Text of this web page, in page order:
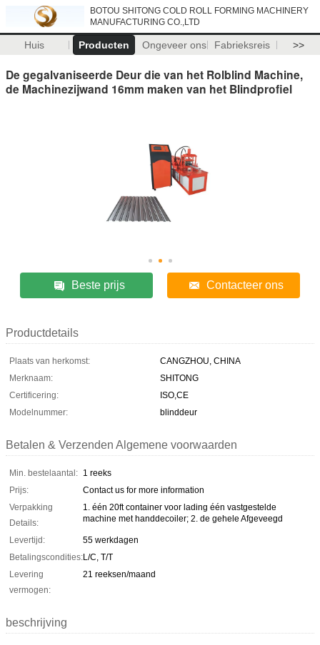
BOTOU SHITONG COLD ROLL FORMING MACHINERY
MANUFACTURING CO.,LTD
Huis Producten Ongeveer ons Fabrieksreis >>
De gegalvaniseerde Deur die van het Rolblind Machine,
de Machinezijwand 16mm maken van het Blindprofiel
Beste prijs Contacteer ons
Productdetails
Plaats van herkomst:
CANGZHOU, CHINA
Merknaam:
SHITONG
Certificering:
ISO,CE
Modelnummer:
blinddeur
Betalen & Verzenden Algemene voorwaarden
Min. bestelaantal: 1 reeks
Prijs:
Contact us for more information
Verpakking
Details:
1. één 20ft container voor lading één vastgestelde
machine met handdecoiler; 2. de gehele Afgeveegd
Levertijd:
55 werkdagen
Betalingscondities:L/C, T/T
Levering
vermogen:
21 reeksen/maand
beschrijving